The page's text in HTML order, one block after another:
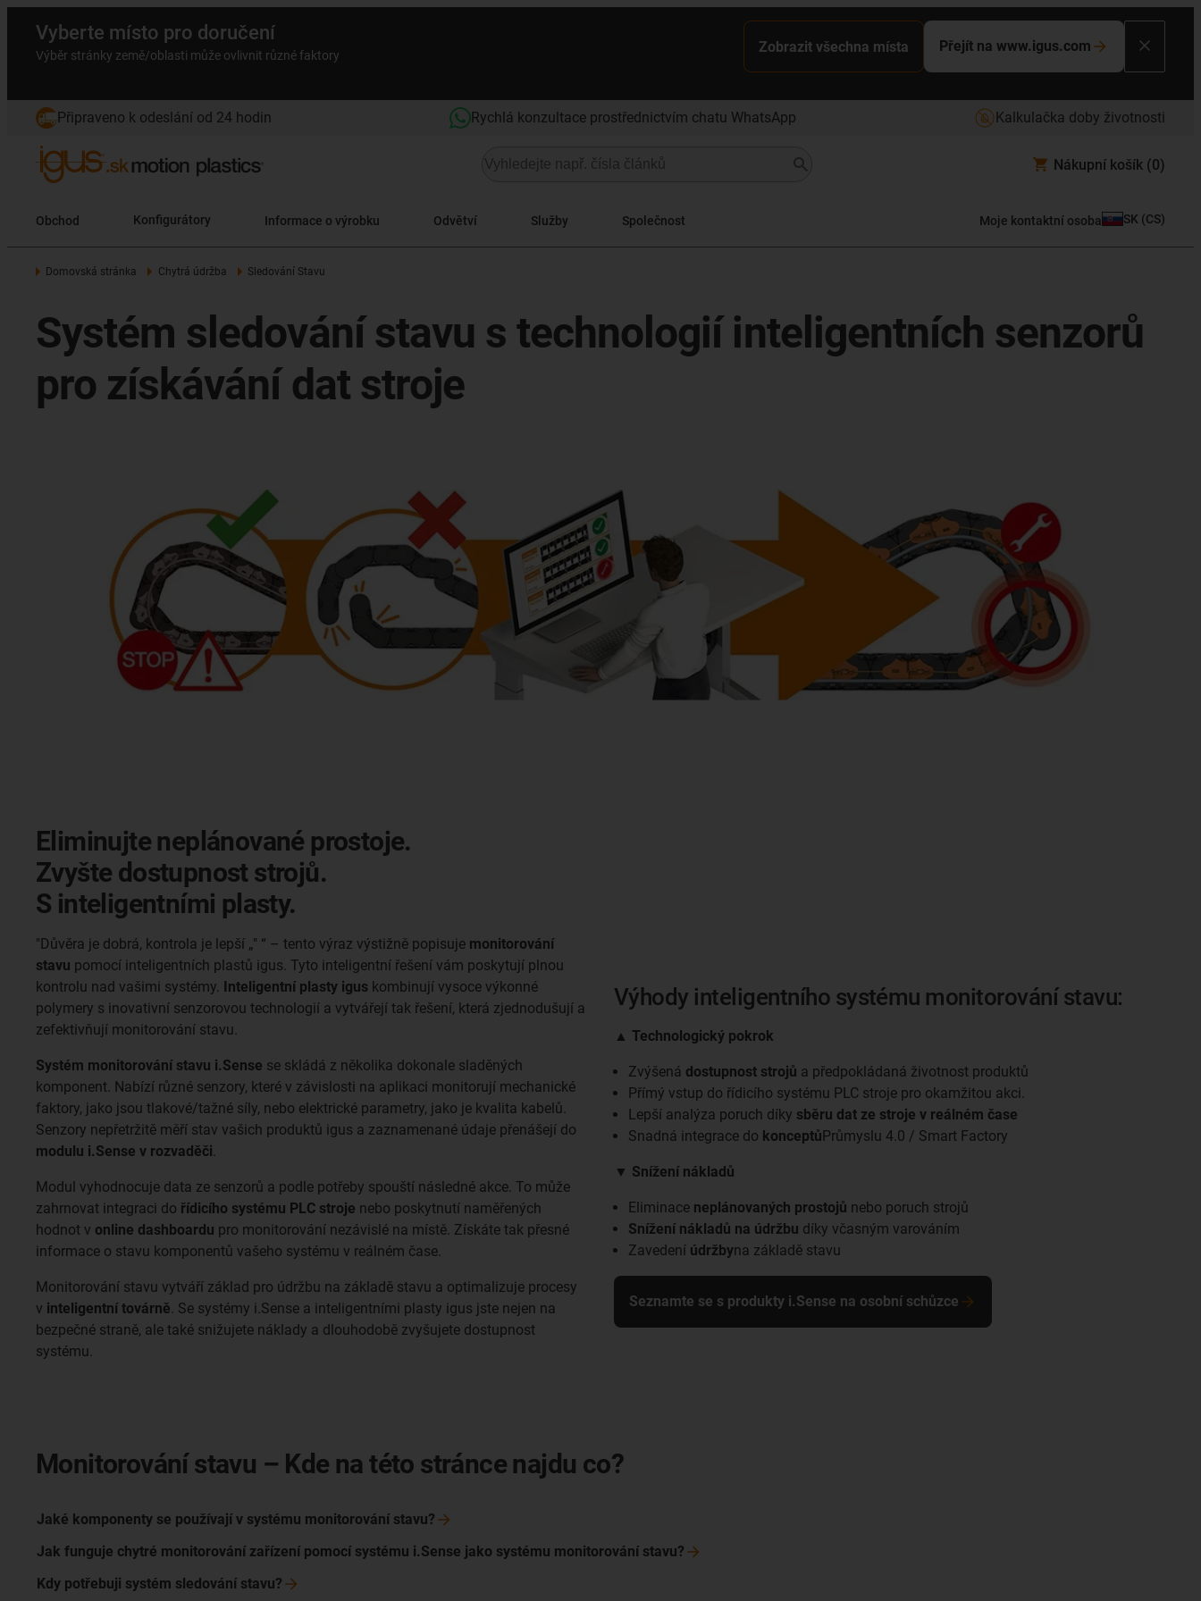
Vyberte místo pro doručení
Výběr stránky země/oblasti může ovlivnit různé faktory
Zobrazit všechna místa Přejít na www.igus.com
Připraveno k odeslání od 24 hodin Rychlá konzultace prostřednictvím chatu WhatsApp Kalkulačka doby životnosti
Nákupní košík (0)
Obchod Konfigurátory Informace o výrobku Odvětví Služby Společnost Moje kontaktní osoba SK (CS)
Domovská stránka Chytrá údržba Sledování Stavu
Systém sledování stavu s technologií inteligentních senzorů
pro získávání dat stroje
Eliminujte neplánované prostoje.
Zvyšte dostupnost strojů.
S inteligentními plasty.
"Důvěra je dobrá, kontrola je lepší „" “ – tento výraz výstižně popisuje monitorování
stavu pomocí inteligentních plastů igus. Tyto inteligentní řešení vám poskytují plnou
kontrolu nad vašimi systémy. Inteligentní plasty igus kombinují vysoce výkonné
polymery s inovativní senzorovou technologií a vytvářejí tak řešení, která zjednodušují a
zefektivňují monitorování stavu.
Systém monitorování stavu i.Sense se skládá z několika dokonale sladěných
komponent. Nabízí různé senzory, které v závislosti na aplikaci monitorují mechanické
faktory, jako jsou tlakové/tažné síly, nebo elektrické parametry, jako je kvalita kabelů.
Senzory nepřetržitě měří stav vašich produktů igus a zaznamenané údaje přenášejí do
modulu i.Sense v rozvaděči.
Modul vyhodnocuje data ze senzorů a podle potřeby spouští následné akce. To může
zahrnovat integraci do řídicího systému PLC stroje nebo poskytnutí naměřených
hodnot v online dashboardu pro monitorování nezávislé na místě. Získáte tak přesné
informace o stavu komponentů vašeho systému v reálném čase.
Monitorování stavu vytváří základ pro údržbu na základě stavu a optimalizuje procesy
v inteligentní továrně. Se systémy i.Sense a inteligentními plasty igus jste nejen na
bezpečné straně, ale také snižujete náklady a dlouhodobě zvyšujete dostupnost
systému.
Výhody inteligentního systému monitorování stavu:
▲ Technologický pokrok
Zvýšená dostupnost strojů a předpokládaná životnost produktů
Přímý vstup do řídicího systému PLC stroje pro okamžitou akci.
Lepší analýza poruch díky sběru dat ze stroje v reálném čase
Snadná integrace do konceptůPrůmyslu 4.0 / Smart Factory
▼ Snížení nákladů
Eliminace neplánovaných prostojů nebo poruch strojů
Snížení nákladů na údržbu díky včasným varováním
Zavedení údržbyna základě stavu
Seznamte se s produkty i.Sense na osobní schůzce
Monitorování stavu – Kde na této stránce najdu co?
Jaké komponenty se používají v systému monitorování stavu?
Jak funguje chytré monitorování zařízení pomocí systému i.Sense jako systému monitorování stavu?
Kdy potřebuji systém sledování stavu?